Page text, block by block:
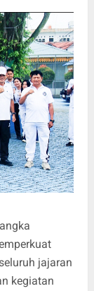
jajaran
kegiatan